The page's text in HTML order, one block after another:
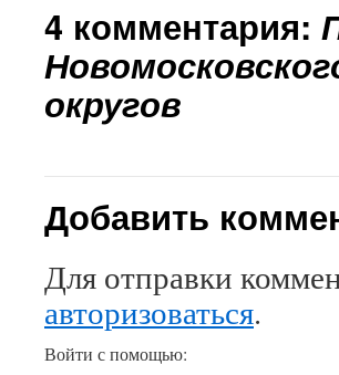
4 комментария:
округов
Добавить
Для отправки
авторизоваться.
Войти с помощью: